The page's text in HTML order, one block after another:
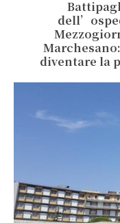
diventare la